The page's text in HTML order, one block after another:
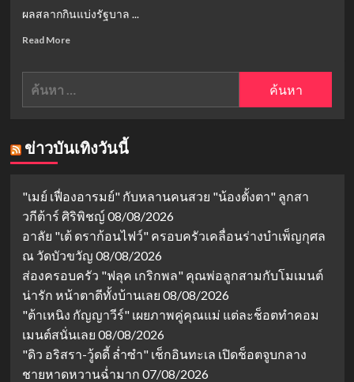
เลข
เด็ด
อุดหนุน
บุตร
ผลสลากกินแบ่งรัฐบาล ...
Read MoreRead
สลาก
รัฐบาล
1
ค้นหา
ข่าวบันเทิงวันนี้
"เมย์ เฟื่องอารมย์" กับหลานคนสวย "น้องตั้งตา" ลูกสา
วกีต้าร์ ศิริพิชญ์ 08/08/2026
อาลัย "เต้ ดราก้อนไฟว์" ครอบครัวเคลื่อนร่างบำเพ็ญกุศล
ณ วัดบัวขวัญ 08/08/2026
ส่องครอบครัว "ฟลุค เกริกพล" คุณพ่อลูกสามกับโมเมนต์
น่ารัก หน้าตาดีทั้งบ้านเลย 08/08/2026
"ต้าเหนิง กัญญาวีร์" เผยภาพคู่คุณแม่ แต่ละช็อตทำคอม
เมนต์สนั่นเลย 08/08/2026
"ดิว อริสรา-วู้ดดี้ ล่ำซำ" เช็กอินทะเล เปิดช็อตจูบกลาง
ชายหาดหวานฉ่ำมาก 07/08/2026